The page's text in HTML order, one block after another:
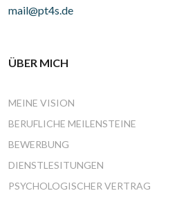
mail@pt4s.de
ÜBER MICH
MEINE VISION
BERUFLICHE MEILENSTEINE
BEWERBUNG
DIENSTLESITUNGEN
PSYCHOLOGISCHER VERTRAG